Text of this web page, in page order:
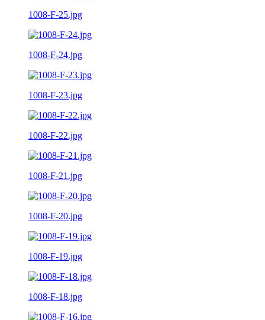
1008-F-25.jpg
1008-F-24.jpg
1008-F-23.jpg
1008-F-22.jpg
1008-F-21.jpg
1008-F-20.jpg
1008-F-19.jpg
1008-F-18.jpg